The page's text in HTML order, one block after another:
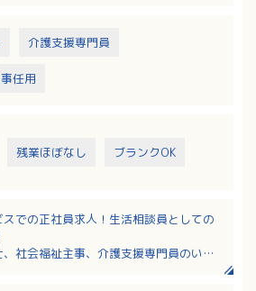
介護支援専門員
任用
残業ほぼなし ブランクOK
スでの正社員求人！生活相談員としての
、社会福祉主事、介護支援専門員のいず